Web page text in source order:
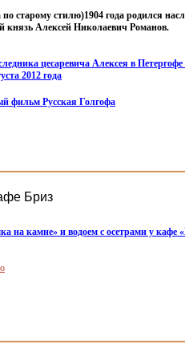
по старому стилю)1904 года родился
князь Алексей Николаевич Романов.
цесаревича Алексея в
2012 года
фильм Русская Голгофа
Бриз
на камне» и водоем с осетрами у кафе